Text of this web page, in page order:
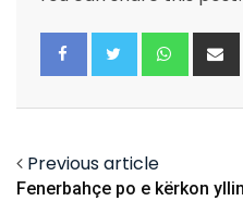
Previous article
Fenerbahçe po e kërkon